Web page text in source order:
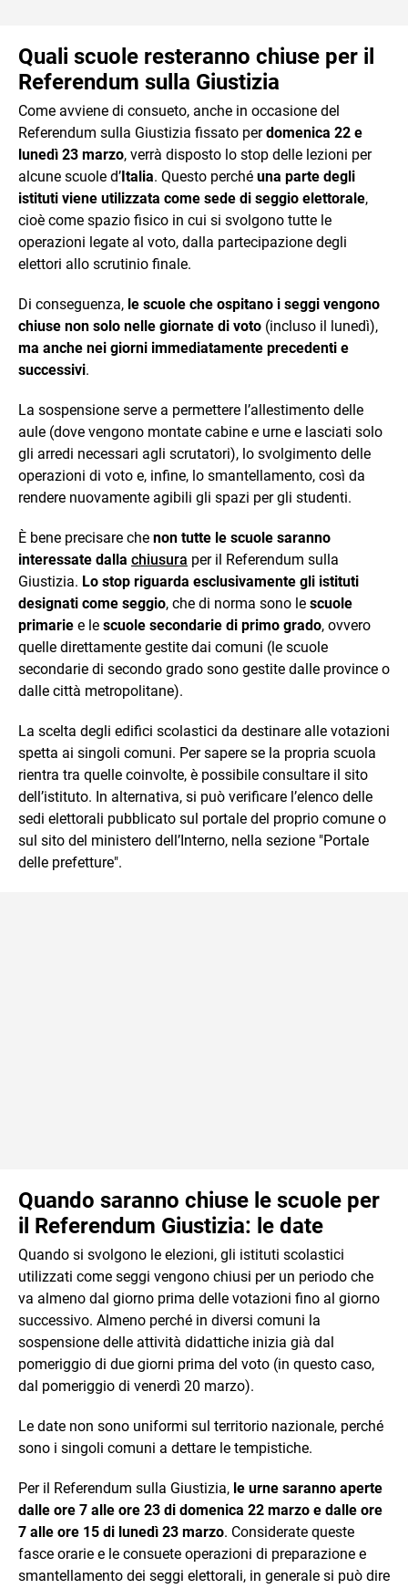
Quali scuole resteranno chiuse per il
Referendum sulla Giustizia
Come avviene di consueto, anche in occasione del
Referendum sulla Giustizia fissato perdomenica 22 e
lunedì 23 marzo, verrà disposto lo stop delle lezioni per
alcune scuole d’Italia. Questo perché una parte degli
istituti viene utilizzata come sede di seggio elettorale,
cioè come spazio fisico in cui si svolgono tutte le
operazioni legate al voto, dalla partecipazione degli
elettori allo scrutinio finale.
Di conseguenza, le scuole che ospitano i seggi vengono
chiuse non solo nelle giornate di voto (incluso il lunedì),
ma anche nei giorni immediatamente precedenti e
successivi.
La sospensione serve a permettere l’allestimento delle
aule (dove vengono montate cabine e urne e lasciati solo
gli arredi necessari agli scrutatori), lo svolgimento delle
operazioni di voto e, infine, lo smantellamento, così da
rendere nuovamente agibili gli spazi per gli studenti.
È bene precisare che non tutte le scuole saranno
interessate dalla chiusura per il Referendum sulla
Giustizia. Lo stop riguarda esclusivamente gli istituti
designati come seggio, che di norma sono le scuole
primarie e le scuole secondarie di primo grado, ovvero
quelle direttamente gestite dai comuni (le scuole
secondarie di secondo grado sono gestite dalle province o
dalle città metropolitane).
La scelta degli edifici scolastici da destinare alle votazioni
spetta ai singoli comuni. Per sapere se la propria scuola
rientra tra quelle coinvolte, è possibile consultare il sito
dell’istituto. In alternativa, si può verificare l’elenco delle
sedi elettorali pubblicato sul portale del proprio comune o
sul sito del ministero dell’Interno, nella sezione "Portale
delle prefetture".
Quando saranno chiuse le scuole per
il Referendum Giustizia: le date
Quando si svolgono le elezioni, gli istituti scolastici
utilizzati come seggi vengono chiusi per un periodo che
va almeno dal giorno prima delle votazioni fino al giorno
successivo. Almeno perché in diversi comuni la
sospensione delle attività didattiche inizia già dal
pomeriggio di due giorni prima del voto (in questo caso,
dal pomeriggio di venerdì 20 marzo).
Le date non sono uniformi sul territorio nazionale, perché
sono i singoli comuni a dettare le tempistiche.
Per il Referendum sulla Giustizia, le urne saranno aperte
dalle ore 7 alle ore 23 di domenica 22 marzo e dalle ore
7 alle ore 15 di lunedì 23 marzo. Considerate queste
fasce orarie e le consuete operazioni di preparazione e
smantellamento dei seggi elettorali, in generale si può dire